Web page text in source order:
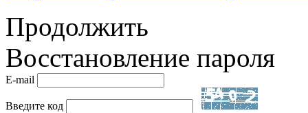
Продолжить
Восстановление пароля
E-mail
Введите код